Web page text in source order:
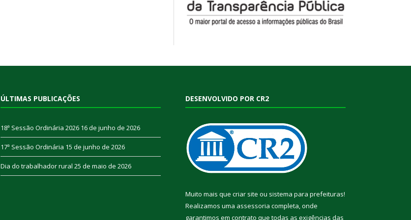
ÚLTIMAS PUBLICAÇÕES
18ª Sessão Ordinária 2026 16 de junho de 2026
17ª Sessão Ordinária 15 de junho de 2026
Dia do trabalhador rural 25 de maio de 2026
DESENVOLVIDO POR CR2
Muito mais que criar site ou sistema para prefeituras!
Realizamos uma assessoria completa, onde
garantimos em contrato que todas as exigências das